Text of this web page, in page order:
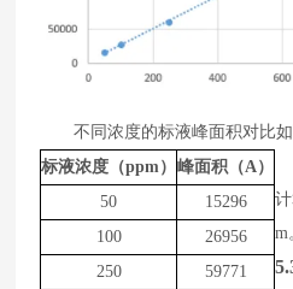
不同浓度的标液峰面积对比如
标液浓度（ppm） 峰面积（A）
50
15296
100
26956
250
59771
m